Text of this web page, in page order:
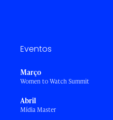
Eventos
Março
Women to Watch Summit
Abril
Mídia Master